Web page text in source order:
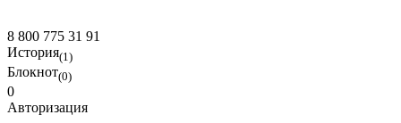
8 800 775 31 91
История(1)
Блокнот(0)
0
Авторизация